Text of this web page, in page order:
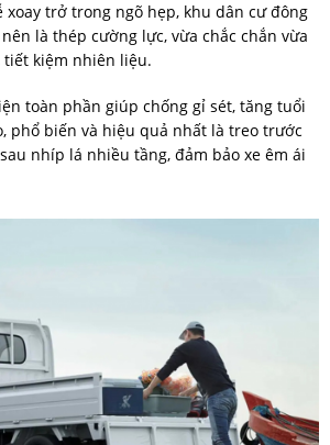
xoay trở trong ngõ hẹp, khu dân cư đông
là thép cường lực, vừa chắc chắn vừa
kiệm nhiên liệu.
toàn phần giúp chống gỉ sét, tăng tuổi
phổ biến và hiệu quả nhất là treo trước
nhíp lá nhiều tầng, đảm bảo xe êm ái